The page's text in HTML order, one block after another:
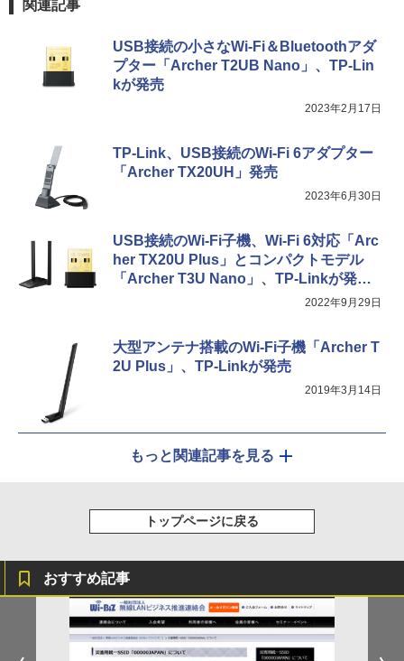
関連記事
USB接続の小さなWi-Fi＆Bluetoothアダ
プター「Archer T2UB Nano」、TP-Lin
kが発売
2023年2月17日
TP-Link、USB接続のWi-Fi 6アダプター
「Archer TX20UH」発売
2023年6月30日
USB接続のWi-Fi子機、Wi-Fi 6対応「Arc
her TX20U Plus」とコンパクトモデル
「Archer T3U Nano」、TP-Linkが発
2022年9月29日
大型アンテナ搭載のWi-Fi子機「Archer T
2U Plus」、TP-Linkが発売
2019年3月14日
もっと関連記事を見る
トップページに戻る
おすすめ記事